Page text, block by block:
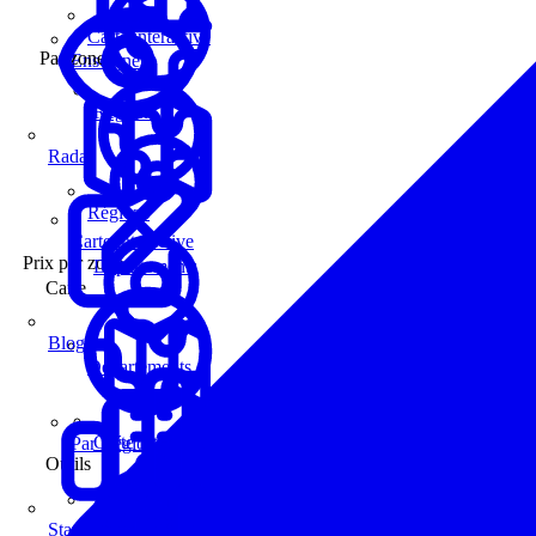
Enseignes
Carte interactive
Prix par zone
Par Région
Régions
Départements
Carte
Carte interactive
Outils
Carte interactive
Par zone
Régions
Départements
Radar
Blog
Statistiques